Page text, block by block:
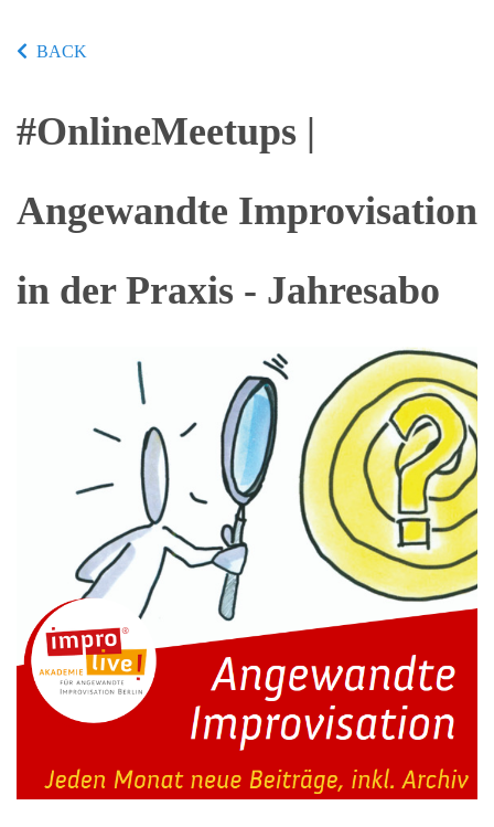
BACK
#OnlineMeetups |
Angewandte Improvisation
in der Praxis - Jahresabo